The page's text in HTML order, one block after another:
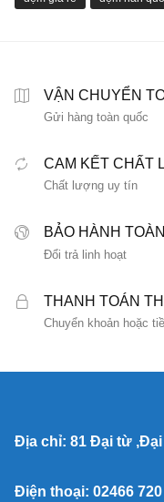
VẬN CHUYỂN
Gửi hàng toàn quốc
CAM KẾT CHẤT
Chất lượng uy tín
BẢO HÀNH
Đổi trả linh hoạt
THANH TOÁN
Chuyển khoản hoặc
Địa chỉ: 81 Đại từ ,Đại
Điện thoại: 02466 720